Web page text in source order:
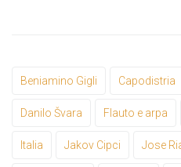
Beniamino Gigli Capodistria
Danilo Švara Flauto e arpa
Italia Jakov Cipci Jose